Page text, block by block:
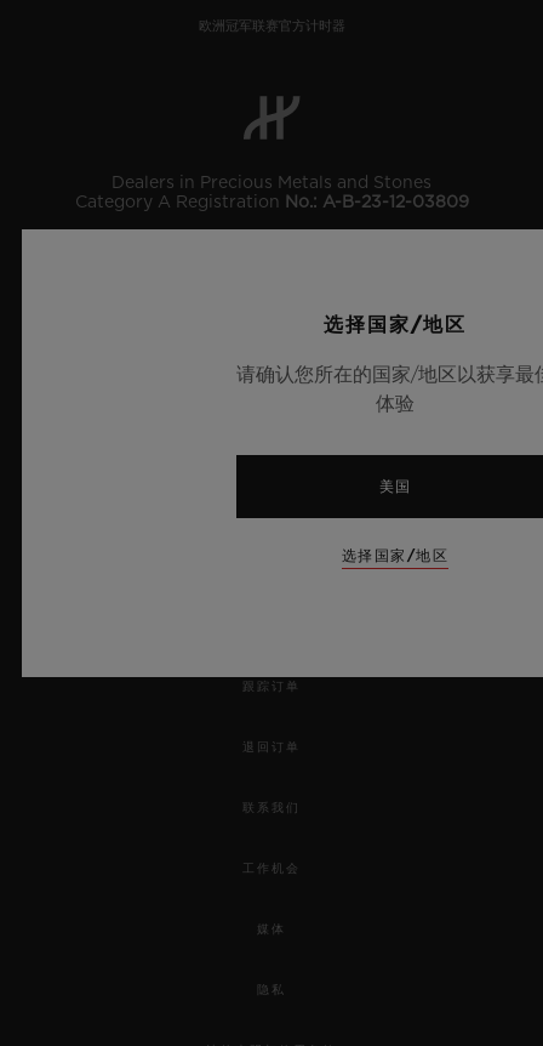
欧洲冠军联赛官方计时器
Dealers in Precious Metals and Stones
Category A Registration No.: A-B-23-12-03809
-
跟踪订单
退回订单
联系我们
工作机会
媒体
隐私
选择国家/地区
请确认您所在的国家/地区以获享最
体验
美国
选择国家/地区